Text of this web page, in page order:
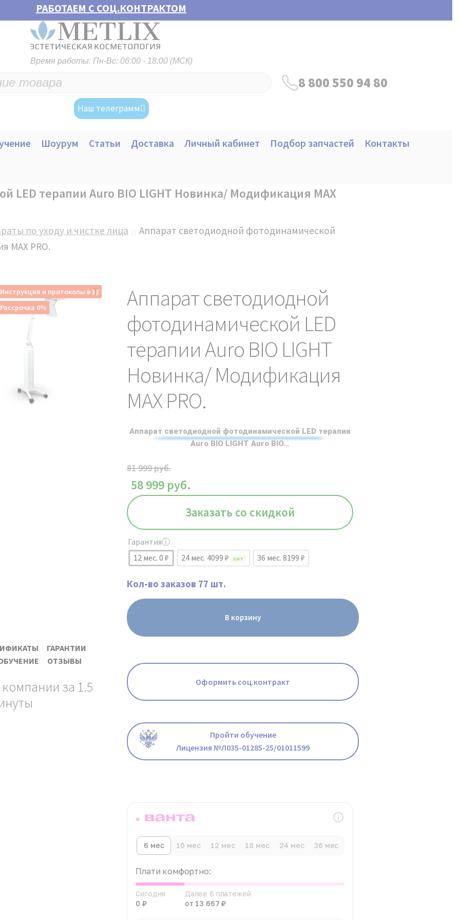
РАБОТАЕМ С СОЦ.КОНТРАКТОМ
Время работы: Пн-Вс: 06:00 - 18:00 (МСК)
8 800 550 94 80
Наш телеграмм
Шоурум Статьи Доставка Личный кабинет Подбор запчастей Контакты
LED терапии Auro BIO LIGHT Новинка/ Модификация MAX
по уходу и чистке лица
Аппарат светодиодной фотодинамической
MAX PRO.
Инструкция и протоколы в
Рассрочка 0%
Аппарат светодиодной
фотодинамической LED
терапии Auro BIO LIGHT
Новинка/ Модификация
MAX PRO.
Аппарат светодиодной фотодинамической LED терапии
Auro BIO LIGHT Auro BIO…
81 999руб.
58 999 руб.
Заказать со скидкой
Гарантияⓘ
12 мес. 0 ₽
24 мес. 4099 ₽ ХИТ 36 мес. 8199 ₽
Кол-во заказов 77 шт.
В корзину
Оформить соц.контракт
Пройти обучение
Лицензия №Л035-01285-25/01011599
6 мес 10 мес 12 мес 18 мес 24 мес 36 мес
Плати комфортно:
Сегодня
0 ₽
Далее 6 платежей
от 13 667 ₽
ГАРАНТИИ
ОТЗЫВЫ
за 1.5